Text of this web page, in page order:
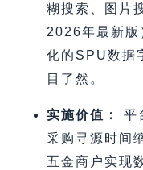
糊搜索、图片
2026年最新版
化的SPU数据
目了然。
实施价值：
平
采购寻源时间
五金商户实现